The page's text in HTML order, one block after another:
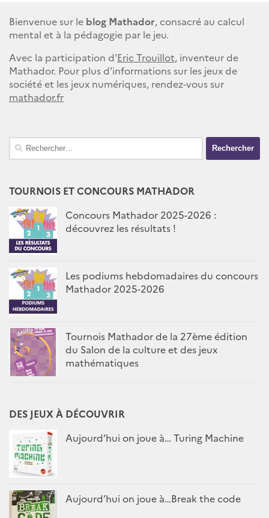
Bienvenue sur le blog Mathador, consacré au calcul
mental et à la pédagogie par le jeu.
Avec la participation d'Eric Trouillot, inventeur de
Mathador. Pour plus d'informations sur les jeux de
société et les jeux numériques, rendez-vous sur
mathador.fr
Rechercher :
TOURNOIS ET CONCOURS MATHADOR
Concours Mathador 2025-2026 :
découvrez les résultats !
Les podiums hebdomadaires du concours
Mathador 2025-2026
Tournois Mathador de la 27ème édition
du Salon de la culture et des jeux
mathématiques
DES JEUX À DÉCOUVRIR
Aujourd’hui on joue à… Turing Machine
Aujourd’hui on joue à…Break the code